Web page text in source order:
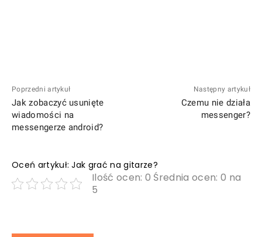
Poprzedni artykuł
Jak zobaczyć usunięte
wiadomości na
messengerze android?
Następny artykuł
Czemu nie działa
messenger?
Oceń artykuł: Jak grać na gitarze?
Ilość ocen: 0 Średnia ocen: 0 na
5